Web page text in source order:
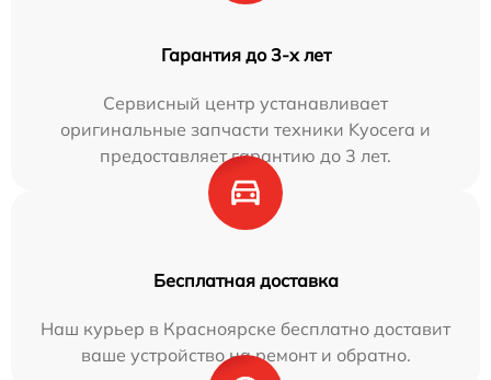
Гарантия до 3-х лет
Сервисный центр устанавливает
оригинальные запчасти техники Kyocera и
предоставляет гарантию до 3 лет.
Бесплатная доставка
Наш курьер в Красноярске бесплатно доставит
ваше устройство на ремонт и обратно.